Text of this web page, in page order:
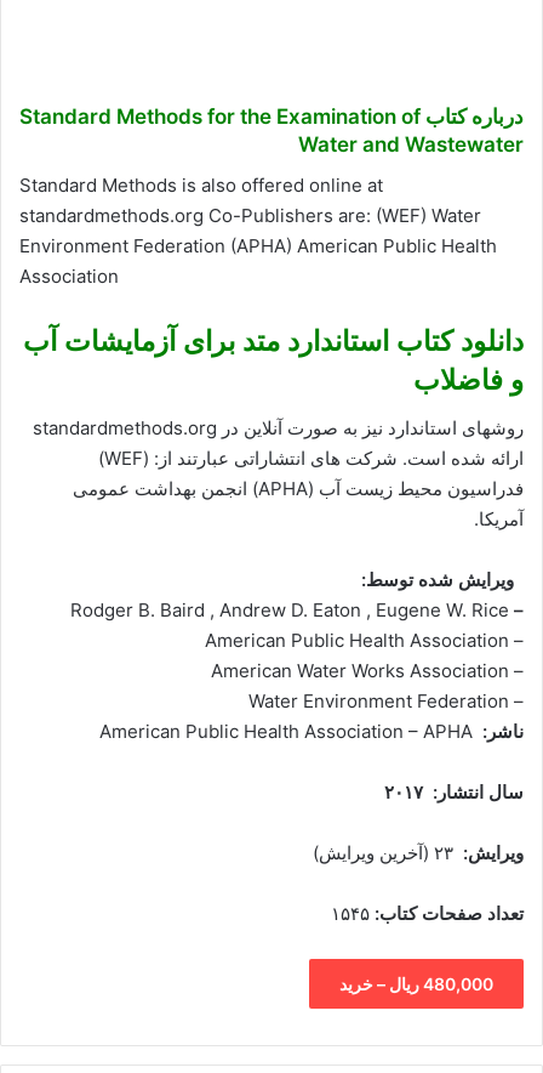
درباره کتاب Standard Methods for the Examination of
Water and Wastewater
Standard Methods is also offered online at
standardmethods.org Co-Publishers are: (WEF) Water
Environment Federation (APHA) American Public Health
Association
دانلود کتاب استاندارد متد برای آزمایشات آب
و فاضلاب
روشهای استاندارد نیز به صورت آنلاین در standardmethods.org
ارائه شده است. شرکت های انتشاراتی عبارتند از: (WEF)
فدراسیون محیط زیست آب (APHA) انجمن بهداشت عمومی
آمریکا.
ویرایش شده توسط:
–
Rodger B. Baird , Andrew D. Eaton , Eugene W. Rice
– American Public Health Association
– American Water Works Association
– Water Environment Federation
ناشر: American Public Health Association – APHA
سال انتشار: ۲۰۱۷
ویرایش: ۲۳ (آخرین ویرایش)
تعداد صفحات کتاب: ۱۵۴۵
480,000 ریال – خرید